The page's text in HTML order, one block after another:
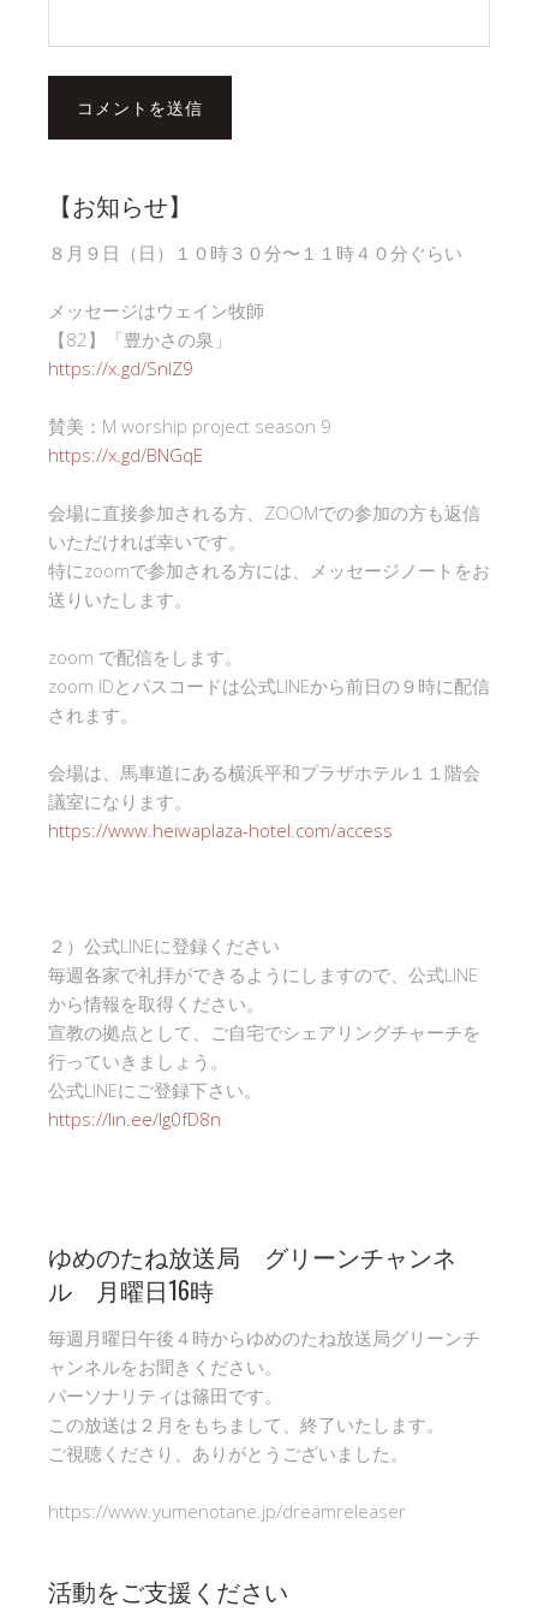
【お知らせ】
８月９日（日）１０時３０分〜１１時４０分ぐらい
メッセージはウェイン牧師
【82】「豊かさの泉」
https://x.gd/SnlZ9
賛美：M worship project season 9
https://x.gd/BNGqE
会場に直接参加される方、ZOOMでの参加の方も返信
いただければ幸いです。
特にzoomで参加される方には、メッセージノートをお
送りいたします。
zoom で配信をします。
zoom IDとパスコードは公式LINEから前日の９時に配信
されます。
会場は、馬車道にある横浜平和プラザホテル１１階会
議室になります。
https://www.heiwaplaza-hotel.com/access
２）公式LINEに登録ください
毎週各家で礼拝ができるようにしますので、公式LINE
から情報を取得ください。
宣教の拠点として、ご自宅でシェアリングチャーチを
行っていきましょう。
公式LINEにご登録下さい。
https://lin.ee/Ig0fD8n
ゆめのたね放送局 グリーンチャンネ
ル 月曜日16時
毎週月曜日午後４時からゆめのたね放送局グリーンチ
ャンネルをお聞きください。
パーソナリティは篠田です。
この放送は２月をもちまして、終了いたします。
ご視聴くださり、ありがとうございました。
https://www.yumenotane.jp/dreamreleaser
活動をご支援ください